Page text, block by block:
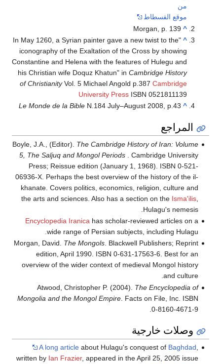
من
موقع الفسطاط
^
Morgan, p. 139
^
"In May 1260, a Syrian painter gave a new twist to the
iconography of the Exaltation of the Cross by showing
Constantine and Helena with the features of Hulegu and
his Christian wife Doquz Khatun" inCambridge History
of ChristianityVol. 5 Michael Angold p.387Cambridge
University Press ISBN 0521811139
^
Le Monde de la Bible N.184 July–August 2008, p.43
المراجع
Boyle, J.A., (Editor). The Cambridge History of Iran: Volume
5, The Saljuq and Mongol Periods
. Cambridge University
Press; Reissue edition (January 1, 1968). ISBN 0-521-
06936-X. Perhaps the best overview of the history of the il-
khanate. Covers politics, economics, religion, culture and
the arts and sciences. Also has a section on the Isma'ilis,
Hulagu's nemesis.
Encyclopedia Iranica has scholar-reviewed articles on a
wide range of Persian subjects, including Hulagu.
Morgan, David. The Mongols. Blackwell Publishers; Reprint
edition, April 1990. ISBN 0-631-17563-6. Best for an
overview of the wider context of medieval Mongol history
and culture.
Atwood, Christopher P. (2004). The Encyclopedia of
Mongolia and the Mongol Empire. Facts on File, Inc. ISBN
0-8160-4671-9.
وصلات خارجية
A long articleabout Hulagu's conquest of Baghdad
written by Ian Frazier, appeared in the April 25, 2005 issue